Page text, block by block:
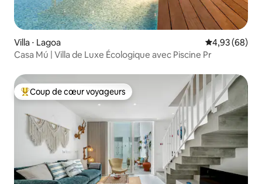
Villa ⋅ Lagoa Évaluation
4,93 (68)
Casa Mú | Villa de Luxe Écologique avec Piscine Pr
Coups de cœur voyageurs les plus appréciés
Coup de cœur voyageurs